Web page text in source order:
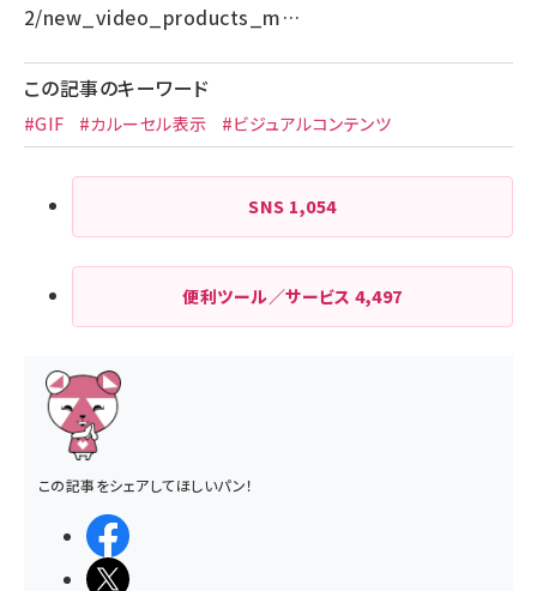
2/new_video_products_m…
この記事のキーワード
#GIF #カルーセル表示 #ビジュアルコンテンツ
SNS 1,054
便利ツール／サービス4,497
この記事をシェアしてほしいパン！